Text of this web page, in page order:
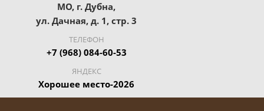
МО, г. Дубна,
ул. Дачная, д. 1, стр. 3
ТЕЛЕФОН
+7 (968) 084-60-53
ЯНДЕКС
Хорошее место-2026